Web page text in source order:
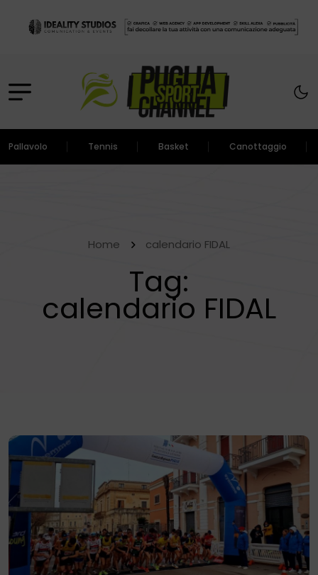
Pallavolo Tennis Basket Canottaggio
Home calendario FIDAL
Tag:
calendario FIDAL